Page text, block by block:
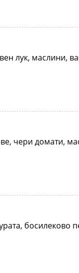
лук, маслини,
чери домати,
босилеково